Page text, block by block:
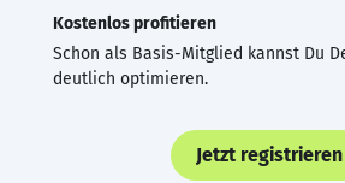
Kostenlos profitieren
Schon als Basis-Mitglied kannst Du
deutlich optimieren.
Jetzt registrieren